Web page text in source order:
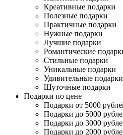
Креативные подарки
Полезные подарки
Практичные подарки
Нужные подарки
Лучшие подарки
Романтические
Стильные подарки
Уникальные подарки
Удивительные подарки
Шуточные подарки
Подарки по цене
Подарки от 5000
Подарки до 5000
Подарки до 3000
Подарки до 2000